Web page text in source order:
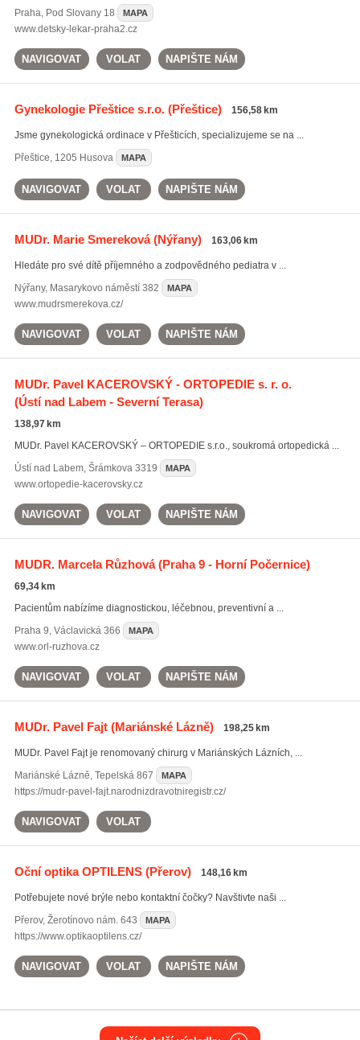
Praha, Pod Slovany 18 MAPA
www.detsky-lekar-praha2.cz
NAVIGOVAT VOLAT NAPIŠTE NÁM
Gynekologie Přeštice s.r.o.(Přeštice) 156,58 km
Jsme gynekologická ordinace v Přešticích, specializujeme se na ...
Přeštice, 1205 Husova MAPA
NAVIGOVAT VOLAT NAPIŠTE NÁM
MUDr. Marie Smereková(Nýřany) 163,06 km
Hledáte pro své dítě příjemného a zodpovědného pediatra v ...
Nýřany, Masarykovo náměstí 382 MAPA
www.mudrsmerekova.cz/
NAVIGOVAT VOLAT NAPIŠTE NÁM
MUDr. Pavel KACEROVSKÝ - ORTOPEDIE s. r. o.
(Ústí nad Labem - Severní Terasa)
138,97 km
MUDr. Pavel KACEROVSKÝ – ORTOPEDIE s.r.o., soukromá ortopedická ...
Ústí nad Labem, Šrámkova 3319 MAPA
www.ortopedie-kacerovsky.cz
NAVIGOVAT VOLAT NAPIŠTE NÁM
MUDR. Marcela Růzhová(Praha 9 - Horní Počernice)
69,34 km
Pacientům nabízíme diagnostickou, léčebnou, preventivní a ...
Praha 9, Václavická 366 MAPA
www.orl-ruzhova.cz
NAVIGOVAT VOLAT NAPIŠTE NÁM
MUDr. Pavel Fajt(Mariánské Lázně) 198,25 km
MUDr. Pavel Fajt je renomovaný chirurg v Mariánských Lázních, ...
Mariánské Lázně, Tepelská 867 MAPA
https://mudr-pavel-fajt.narodnizdravotniregistr.cz/
NAVIGOVAT VOLAT
Oční optika OPTILENS(Přerov) 148,16 km
Potřebujete nové brýle nebo kontaktní čočky? Navštivte naši ...
Přerov, Žerotínovo nám. 643 MAPA
https://www.optikaoptilens.cz/
NAVIGOVAT VOLAT NAPIŠTE NÁM